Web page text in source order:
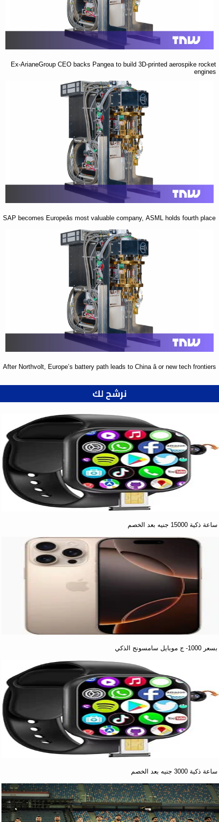
Ex-ArianeGroup CEO backs Pangea to build 3D-printed aerospike rocket
engines
SAP becomes Europeâs most valuable company, ASML holds fourth place
After Northvolt, Europe’s battery path leads to China â or new tech frontiers
نرشح لك
ساعة ذكية 15000 جنيه بعد الخصم
بسعر 1000- ج موبايل سامسونج الذكي
ساعة ذكية 3000 جنيه بعد الخصم